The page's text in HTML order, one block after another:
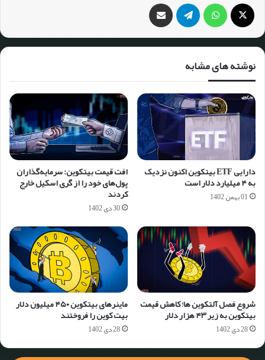
نوشته های مشابه
دارایی ETF بیتکوین اکنون نزدیک
به ۴ میلیارد دلار است
01 بهمن 1402
افت قیمت بیتکوین: سرمایه‌گذاران
پول‌های خود را از گری اسکیل خارج
کردند
30 دی 1402
شروع فصل آلتکوین ها؛ کاهش قیمت
بیتکوین به زیر ۴۳ هزار دلار
28 دی 1402
ماینرهای بیتکوین ۴۵۰ میلیون دلار
بیت کوین را فروختند
28 دی 1402